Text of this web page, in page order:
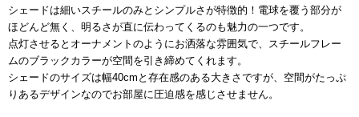
シェードは細いスチールのみとシンプルさが特徴的！電球を覆う部分が
ほどんど無く、明るさが直に伝わってくるのも魅力の一つです。
点灯させるとオーナメントのようにお洒落な雰囲気で、スチールフレー
ムのブラックカラーが空間を引き締めてくれます。
シェードのサイズは幅40cmと存在感のある大きさですが、空間がたっぷ
りあるデザインなのでお部屋に圧迫感を感じさせません。